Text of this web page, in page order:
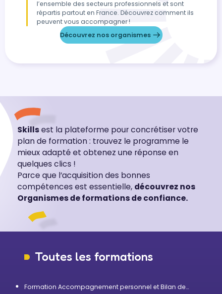
l’ensemble des secteurs professionnels et sont
répartis partout en France. Découvrez comment ils
peuvent vous accompagner !
Découvrez nos organismes
Skillsest la plateforme pour concrétiser votre
plan de formation : trouvez le programme le
mieux adapté et obtenez une réponse en
quelques clics !
Parce que l’acquisition des bonnes
compétences est essentielle, découvrez nos
Organismes de formations de confiance.
Toutes les formations
Formation Accompagnement personnel et Bilan de